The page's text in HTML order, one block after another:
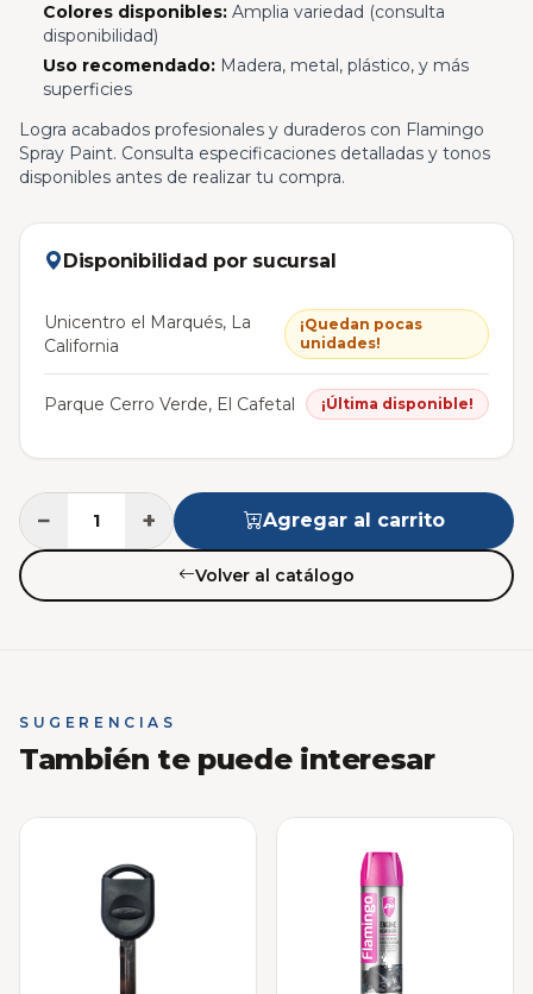
Colores disponibles:Amplia variedad (consulta
disponibilidad)
Uso recomendado:Madera, metal, plástico, y más
superficies
Logra acabados profesionales y duraderos con Flamingo
Spray Paint. Consulta especificaciones detalladas y tonos
disponibles antes de realizar tu compra.
Disponibilidad por sucursal
Unicentro el Marqués, La
California
¡Quedan pocas
unidades!
Parque Cerro Verde, El Cafetal ¡Última disponible!
− + Agregar al carrito
Volver al catálogo
SUGERENCIAS
También te puede interesar